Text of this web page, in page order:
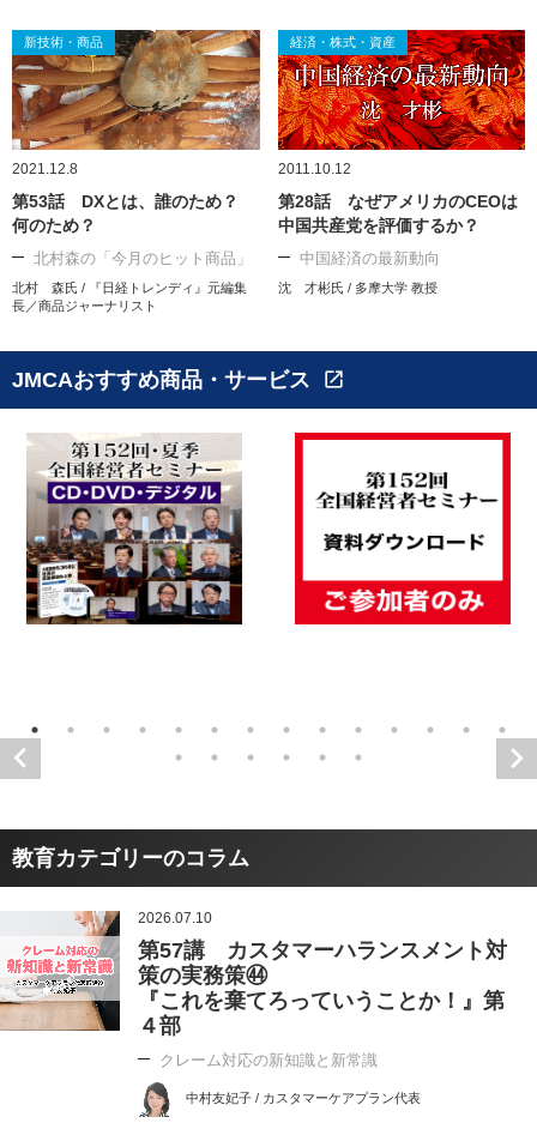
新技術・商品
2021.12.8
第53話 DXとは、誰のため？
何のため？
北村森の「今月のヒット商品」
北村 森氏 / 『日経トレンディ』元編集
長／商品ジャーナリスト
経済・株式・資産
2011.10.12
第28話 なぜアメリカのCEOは
中国共産党を評価するか？
中国経済の最新動向
沈 才彬氏 / 多摩大学 教授
JMCAおすすめ商品・サービス open_in_new
教育カテゴリーのコラム
2026.07.10
第57講 カスタマーハランスメント対
策の実務策㊹
『これを棄てろっていうことか！』第
４部
クレーム対応の新知識と新常識
中村友妃子 / カスタマーケアプラン代表